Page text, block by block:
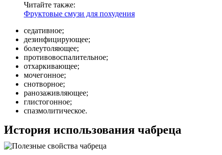
Читайте также:
Фруктовые смузи для похудения
седативное;
дезинфицирующее;
болеутоляющее;
противовоспалительное;
отхаркивающее;
мочегонное;
снотворное;
ранозаживляющее;
глистогонное;
спазмолитическое.
История использования чабреца